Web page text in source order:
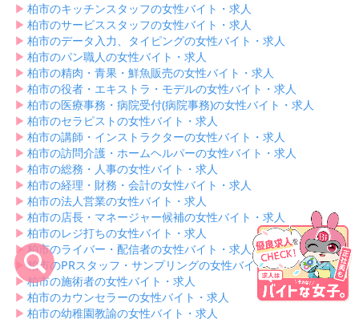
▶︎ 柏市のキッチンスタッフの女性バイト・求人
▶︎ 柏市のサービススタッフの女性バイト・求人
▶︎ 柏市のデータ入力、タイピングの女性バイト・求人
▶︎ 柏市のパン職人の女性バイト・求人
▶︎ 柏市の精肉・青果・鮮魚販売の女性バイト・求人
▶︎ 柏市の役者・エキストラ・モデルの女性バイト・求人
▶︎ 柏市の医療事務・病院受付(病院事務)の女性バイト・求人
▶︎ 柏市のセラピストの女性バイト・求人
▶︎ 柏市の講師・インストラクターの女性バイト・求人
▶︎ 柏市の訪問介護・ホームヘルパーの女性バイト・求人
▶︎ 柏市の総務・人事の女性バイト・求人
▶︎ 柏市の経理・財務・会計の女性バイト・求人
▶︎ 柏市の法人営業の女性バイト・求人
▶︎ 柏市の店長・マネージャー候補の女性バイト・求人
▶︎ 柏市のレジ打ちの女性バイト・求人
▶︎柏市のライバー・配信者の女性バイト・求人
▶︎柏市のPRスタッフ・サンプリングの女性バイト・求人
▶︎柏市の施術者の女性バイト・求人
▶︎ 柏市のカウンセラーの女性バイト・求人
▶︎ 柏市の幼稚園教諭の女性バイト・求人